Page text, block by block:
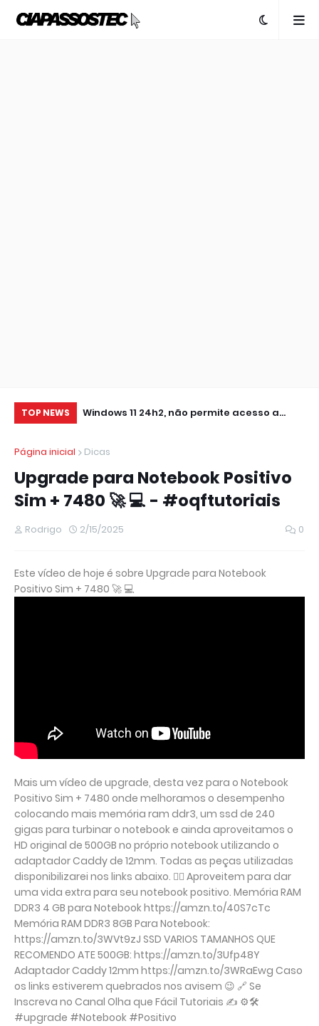
TOP NEWS
IMPRESSORA
Windows 11 24h2, não permite acesso a
outros
Página inicial
Dicas
Upgrade para Notebook Positivo
Sim + 7480 🚀 💻 - #oqftutoriais
Rodrigo 2/15/2025 0
Este vídeo de hoje é sobre Upgrade para Notebook
Positivo Sim + 7480 🚀 💻
Mais um vídeo de upgrade, desta vez para o Notebook
Positivo Sim + 7480 onde melhoramos o desempenho
colocando mais memória ram ddr3, um ssd de 240
gigas para turbinar o notebook e ainda aproveitamos o
HD original de 500GB no próprio notebook utilizando o
adaptador Caddy de 12mm. Todas as peças utilizadas
disponibilizarei nos links abaixo. 👇🏽 Aproveitem para dar
uma vida extra para seu notebook positivo. Memória RAM
DDR3 4 GB para Notebook https://amzn.to/40S7cTc
Memória RAM DDR3 8GB Para Notebook:
https://amzn.to/3WVt9zJ SSD VARIOS TAMANHOS QUE
RECOMENDO ATE 500GB: https://amzn.to/3Ufp48Y
Adaptador Caddy 12mm https://amzn.to/3WRaEwg Caso
os links estiverem quebrados nos avisem 😉 🔗 Se
Inscreva no Canal Olha que Fácil Tutoriais ✍️ ⚙️🛠
#upgrade #Notebook #Positivo